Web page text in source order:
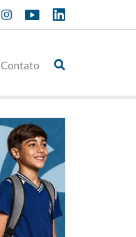
Contato